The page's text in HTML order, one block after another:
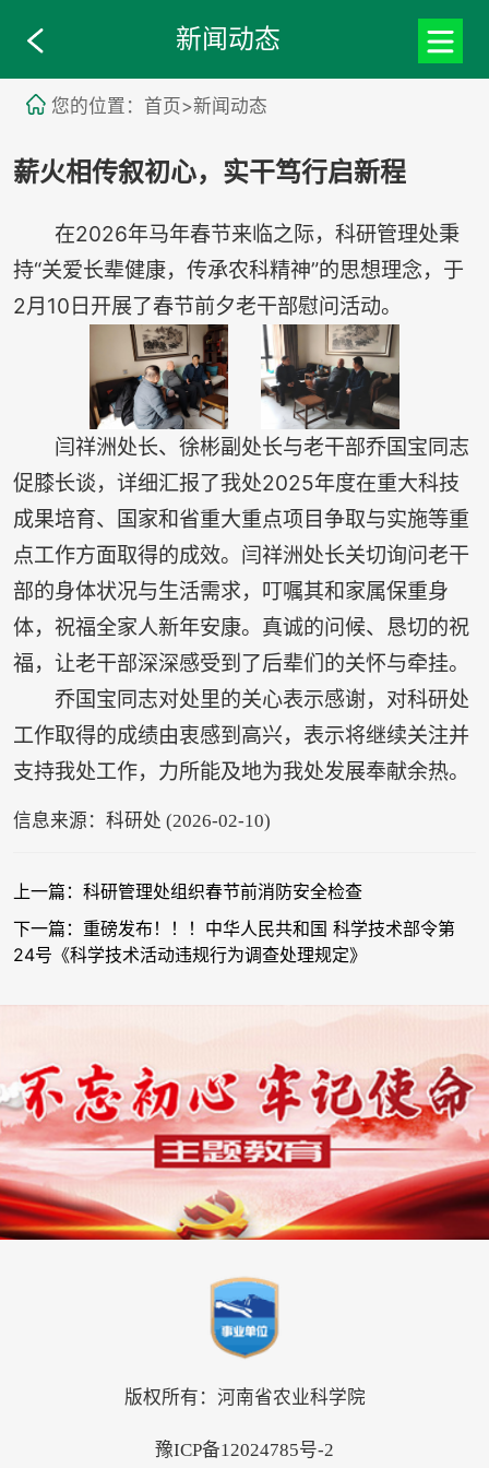
新闻动态
您的位置：首页>新闻动态
薪火相传叙初心，实干笃行启新程
在2026年马年春节来临之际，科研管理处秉
持“关爱长辈健康，传承农科精神”的思想理念，于
2月10日开展了春节前夕老干部慰问活动。
闫祥洲处长、徐彬副处长与老干部乔国宝同志
促膝长谈，详细汇报了我处2025年度在重大科技
成果培育、国家和省重大重点项目争取与实施等重
点工作方面取得的成效。闫祥洲处长关切询问老干
部的身体状况与生活需求，叮嘱其和家属保重身
体，祝福全家人新年安康。真诚的问候、恳切的祝
福，让老干部深深感受到了后辈们的关怀与牵挂。
乔国宝同志对处里的关心表示感谢，对科研处
工作取得的成绩由衷感到高兴，表示将继续关注并
支持我处工作，力所能及地为我处发展奉献余热。
信息来源：科研处 (2026-02-10)
上一篇：科研管理处组织春节前消防安全检查
下一篇：重磅发布！！！中华人民共和国 科学技术部令第
24号《科学技术活动违规行为调查处理规定》
版权所有：河南省农业科学院
豫ICP备12024785号-2